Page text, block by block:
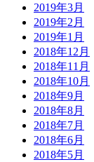
2019年3月
2019年2月
2019年1月
2018年12月
2018年11月
2018年10月
2018年9月
2018年8月
2018年7月
2018年6月
2018年5月